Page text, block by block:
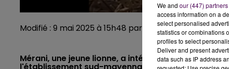
Modifié : 9 mai 2025 à 15h48 par Emilien Borderie /
Mérani, une jeune lionne, a intégré le Refuge de
We and our (447) partners
access information on a
select personalised
statistics or combinations
profiles to select
Deliver and present
data such as IP address